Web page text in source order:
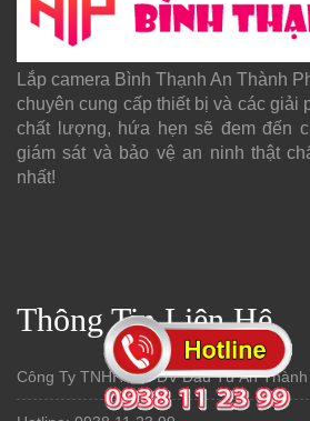
Lắp camera Bình Thạnh An Thành
chuyên cung cấp thiết bị và các giải
chất lượng, hứa hẹn sẽ đem đến
giám sát và bảo vệ an ninh thật
nhất!
Thông Tin Liên Hệ
Công Ty TNHH TM-DV Đầu Tư An